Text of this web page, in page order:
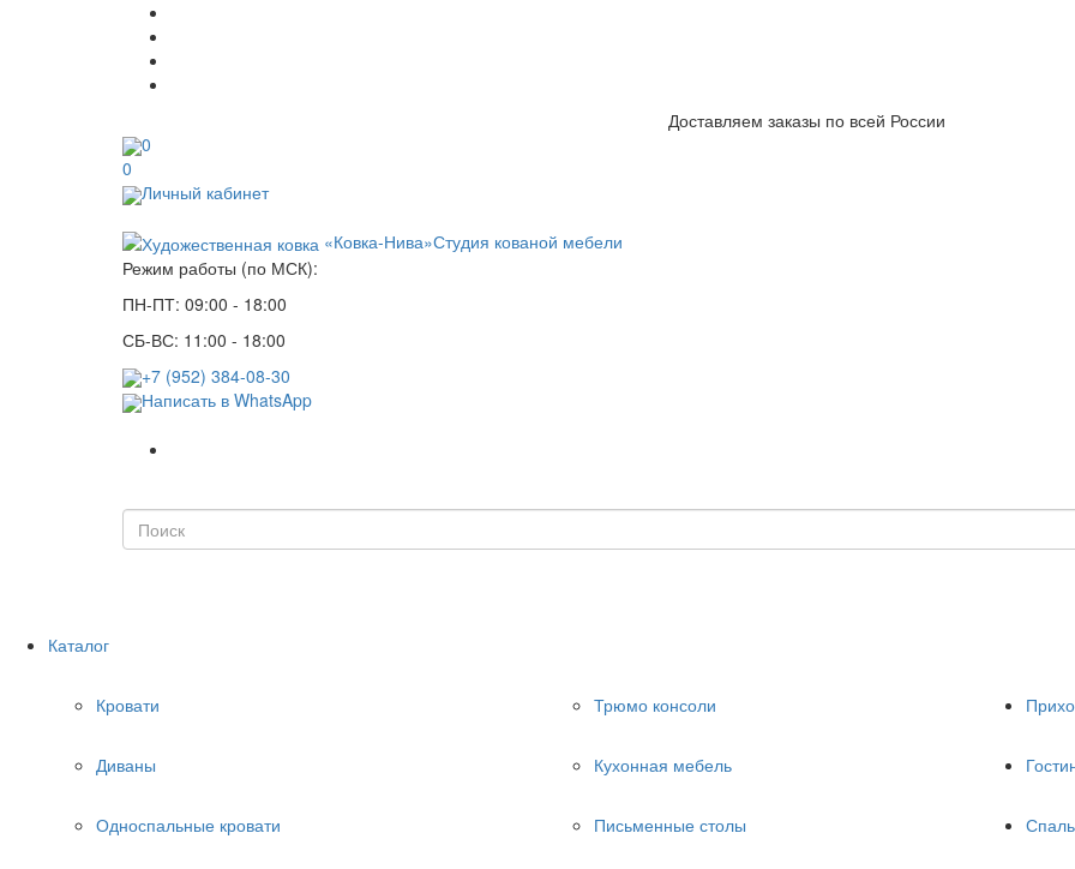
Доставляем заказы по всей России
0
0
Личный кабинет
«Ковка-Нива»Студия кованой мебели
Режим работы (по МСК):
ПН-ПТ: 09:00 - 18:00
СБ-ВС: 11:00 - 18:00
+7 (952) 384-08-30
Написать в WhatsApp
Каталог
Кровати
Диваны
Односпальные кровати
Трюмо консоли
Кухонная мебель
Письменные столы